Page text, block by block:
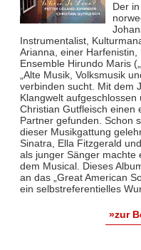
Der
Instrumentalist,
Arianna, einer
Ensemble Hirundo Maris
„Alte Musik, Volksmusik
verbinden sucht. Mit dem
Klangwelt
Christian Gutfleisch einen
Partner gefunden. Schon
dieser Musikgattung
Sinatra, Ella Fitzgerald
als junger Sänger machte
dem Musical. Dieses
an das „Great American
ein selbstreferentielles
»zur